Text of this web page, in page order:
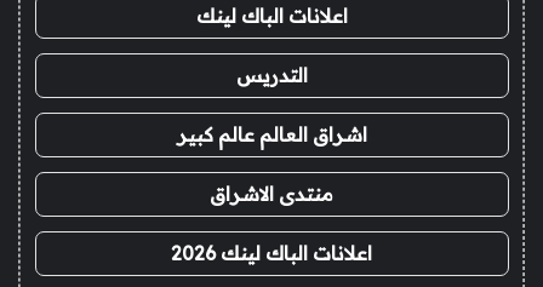
اعلانات الباك لينك
التدريس
اشراق العالم عالم كبير
منتدى الاشراق
اعلانات الباك لينك 2026